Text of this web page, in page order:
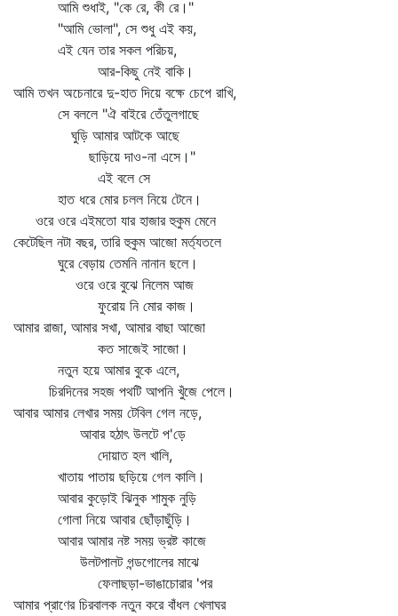
আমি শুধাই, "কে রে, কী রে।"
"আমি ভোলা", সে শুধু এই কয়,
এই যেন তার সকল পরিচয়,
আর-কিছু নেই বাকি।
আমি তখন অচেনারে দু-হাত দিয়ে বক্ষে চেপে রাখি,
সে বললে "ঐ বাইরে তেঁতুলগাছে
ঘুড়ি আমার আটকে আছে
ছাড়িয়ে দাও-না এসে।"
এই বলে সে
হাত ধরে মোর চলল নিয়ে টেনে।
ওরে ওরে এইমতো যার হাজার হুকুম মেনে
কেটেছিল নটা বছর, তারি হুকুম আজো মর্ত্যতলে
ঘুরে বেড়ায় তেমনি নানান ছলে।
ওরে ওরে বুঝে নিলেম আজ
ফুরোয় নি মোর কাজ।
আমার রাজা, আমার সখা, আমার বাছা আজো
কত সাজেই সাজো।
নতুন হয়ে আমার বুকে এলে,
চিরদিনের সহজ পথটি আপনি খুঁজে পেলে।
আবার আমার লেখার সময় টেবিল গেল নড়ে,
আবার হঠাৎ উলটে প'ড়ে
দোয়াত হল খালি,
খাতায় পাতায় ছড়িয়ে গেল কালি।
আবার কুড়োই ঝিনুক শামুক নুড়ি
গোলা নিয়ে আবার ছোঁড়াছুঁড়ি।
আবার আমার নষ্ট সময় ভ্রষ্ট কাজে
উলটপালট গন্ডগোলের মাঝে
ফেলাছড়া-ভাঙাচোরার 'পর
আমার প্রাণের চিরবালক নতুন করে বাঁধল খেলাঘর